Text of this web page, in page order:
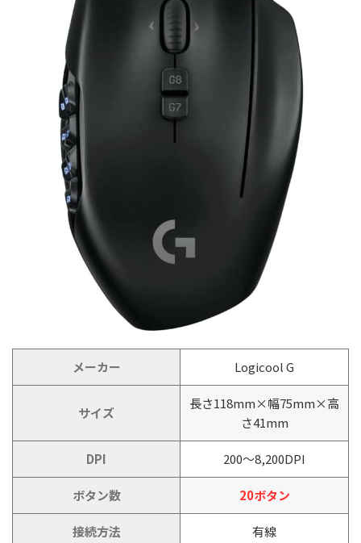
メーカー Logicool G
サイズ
長さ118mm×幅75mm×高
さ41mm
DPI 200～8,200DPI
ボタン数 20ボタン
接続方法 有線